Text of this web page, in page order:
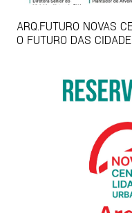
ARQ.FUTURO NOVAS
O FUTURO DAS